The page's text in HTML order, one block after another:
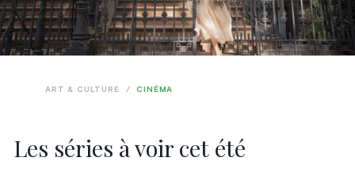
Les séries à voir cet été
ART & CULTURE / CINÉMA